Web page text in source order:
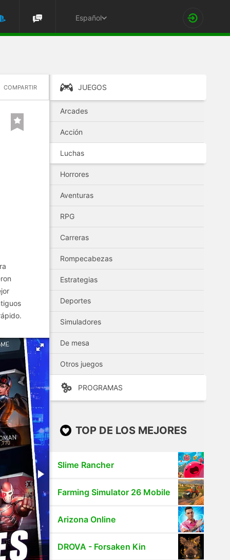
Español
COMPARTIR JUEGOS
Arcades
Acción
Luchas
Horrores
Aventuras
RPG
Carreras
Rompecabezas
Estrategias
Deportes
Simuladores
De mesa
Otros juegos
PROGRAMAS
TOP DE LOS MEJORES
Slime Rancher
Farming Simulator 26 Mobile
Arizona Online
DROVA - Forsaken Kin